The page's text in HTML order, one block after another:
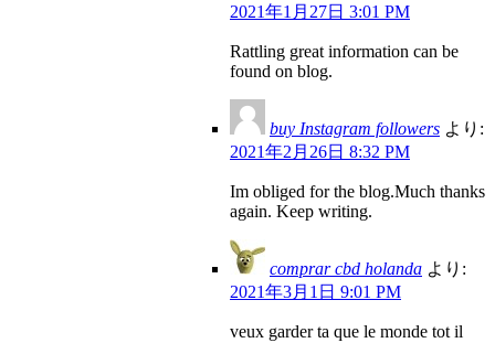
2021年1月27日 3:01 PM
Rattling great information can be
found on blog.
buy Instagram followers より:
2021年2月26日 8:32 PM
Im obliged for the blog.Much thanks
again. Keep writing.
comprar cbd holanda より:
2021年3月1日 9:01 PM
veux garder ta que le monde tot il